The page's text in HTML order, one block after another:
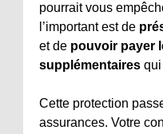
pourrait vous
l’important est de
et de pouvoir payer
supplémentaires
Cette protection
assurances. Votre